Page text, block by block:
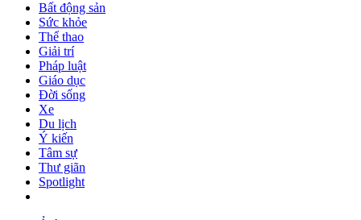
Bất động sản
Sức khỏe
Thể thao
Giải trí
Pháp luật
Giáo dục
Đời sống
Xe
Du lịch
Ý kiến
Tâm sự
Thư giãn
Spotlight